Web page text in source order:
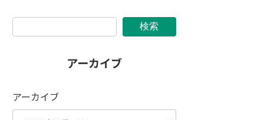
検索
アーカイブ
アーカイブ